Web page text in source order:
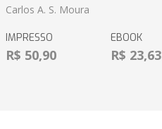
Carlos A. S. Moura
IMPRESSO
R$ 50,90
EBOOK
R$ 23,63